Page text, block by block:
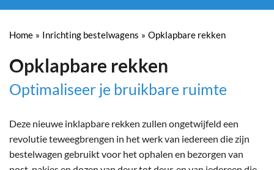
Home » Inrichting bestelwagens » Opklapbare rekken
Opklapbare rekken
Optimaliseer je bruikbare ruimte
Deze nieuwe inklapbare rekken zullen ongetwijfeld een
revolutie teweegbrengen in het werk van iedereen die zijn
bestelwagen gebruikt voor het ophalen en bezorgen van